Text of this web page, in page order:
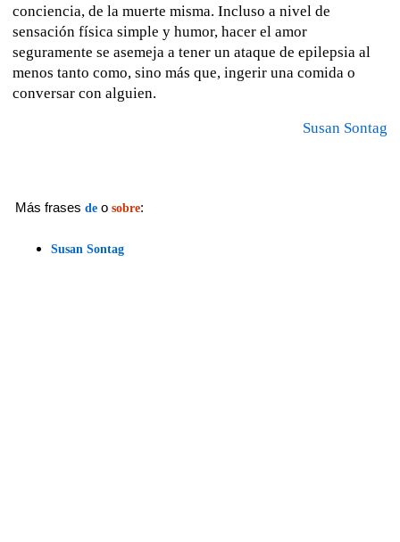
conciencia, de la muerte misma. Incluso a nivel de
sensación física simple y humor, hacer el amor
seguramente se asemeja a tener un ataque de epilepsia al
menos tanto como, sino más que, ingerir una comida o
conversar con alguien.
Susan Sontag
Más frases de o sobre:
Susan Sontag